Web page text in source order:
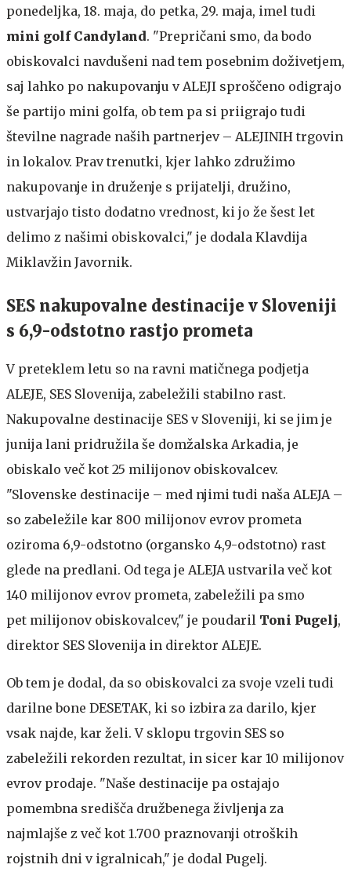
ponedeljka, 18. maja, do petka, 29. maja, imel tudi
mini golf Candyland. "Prepričani smo, da bodo
obiskovalci navdušeni nad tem posebnim doživetjem,
saj lahko po nakupovanju v ALEJI sproščeno odigrajo
še partijo mini golfa, ob tem pa si priigrajo tudi
številne nagrade naših partnerjev – ALEJINIH trgovin
in lokalov. Prav trenutki, kjer lahko združimo
nakupovanje in druženje s prijatelji, družino,
ustvarjajo tisto dodatno vrednost, ki jo že šest let
delimo z našimi obiskovalci," je dodala Klavdija
Miklavžin Javornik.
SES nakupovalne destinacije v Sloveniji
s 6,9-odstotno rastjo prometa
V preteklem letu so na ravni matičnega podjetja
ALEJE, SES Slovenija, zabeležili stabilno rast.
Nakupovalne destinacije SES v Sloveniji, ki se jim je
junija lani pridružila še domžalska Arkadia, je
obiskalo več kot 25 milijonov obiskovalcev.
"Slovenske destinacije – med njimi tudi naša ALEJA –
so zabeležile kar 800 milijonov evrov prometa
oziroma 6,9-odstotno (organsko 4,9-odstotno) rast
glede na predlani. Od tega je ALEJA ustvarila več kot
140 milijonov evrov prometa, zabeležili pa smo
pet milijonov obiskovalcev," je poudaril Toni Pugelj,
direktor SES Slovenija in direktor ALEJE.
Ob tem je dodal, da so obiskovalci za svoje vzeli tudi
darilne bone DESETAK, ki so izbira za darilo, kjer
vsak najde, kar želi. V sklopu trgovin SES so
zabeležili rekorden rezultat, in sicer kar 10 milijonov
evrov prodaje. "Naše destinacije pa ostajajo
pomembna središča družbenega življenja za
najmlajše z več kot 1.700 praznovanji otroških
rojstnih dni v igralnicah," je dodal Pugelj.